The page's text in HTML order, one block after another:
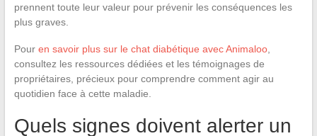
prennent toute leur valeur pour prévenir les conséquences les
plus graves.
Pour en savoir plus sur le chat diabétique avec Animaloo,
consultez les ressources dédiées et les témoignages de
propriétaires, précieux pour comprendre comment agir au
quotidien face à cette maladie.
Quels signes doivent alerter un